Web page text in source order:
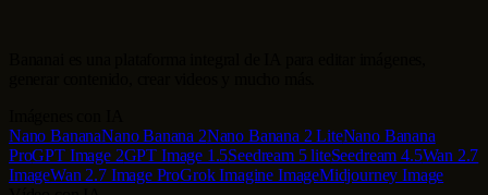
Nano BananaNano Banana 2Nano Banana 2 LiteNano Banana
ProGPT Image 2GPT Image 1.5Seedream 5 liteSeedream 4.5Wan 2.7
ImageWan 2.7 Image ProGrok Imagine ImageMidjourney Image